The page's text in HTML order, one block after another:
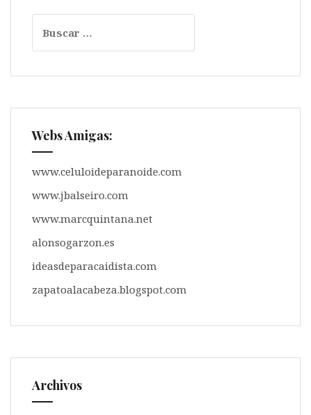
Webs Amigas:
www.celuloideparanoide.com
www.jbalseiro.com
www.marcquintana.net
alonsogarzon.es
ideasdeparacaidista.com
zapatoalacabeza.blogspot.com
Archivos